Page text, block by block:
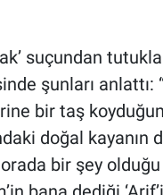
suçundan
şunları anlattı:
bir taş
doğal
bir şey olduğu